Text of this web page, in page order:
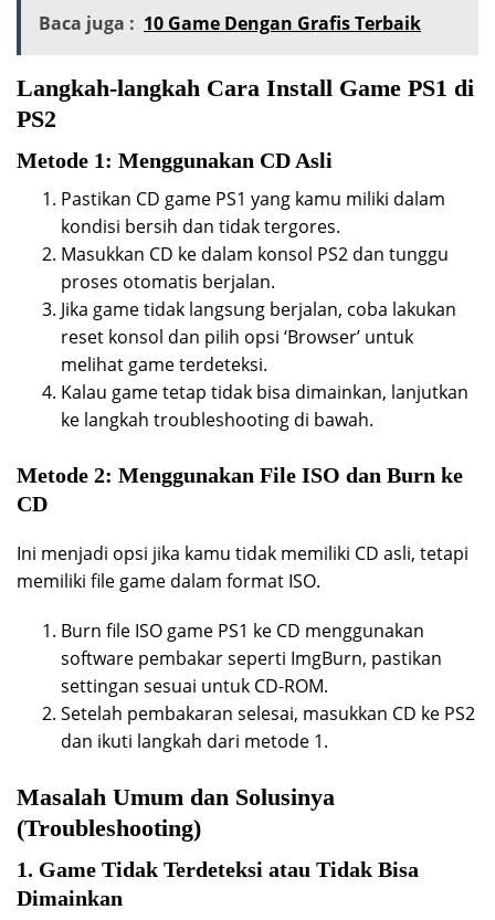
Baca juga : 10 Game Dengan Grafis Terbaik
Langkah-langkah Cara Install Game PS1 di
PS2
Metode 1: Menggunakan CD Asli
Pastikan CD game PS1 yang kamu miliki dalam
kondisi bersih dan tidak tergores.
Masukkan CD ke dalam konsol PS2 dan tunggu
proses otomatis berjalan.
Jika game tidak langsung berjalan, coba lakukan
reset konsol dan pilih opsi ‘Browser’ untuk
melihat game terdeteksi.
Kalau game tetap tidak bisa dimainkan, lanjutkan
ke langkah troubleshooting di bawah.
Metode 2: Menggunakan File ISO dan Burn ke
CD
Ini menjadi opsi jika kamu tidak memiliki CD asli, tetapi
memiliki file game dalam format ISO.
Burn file ISO game PS1 ke CD menggunakan
software pembakar seperti ImgBurn, pastikan
settingan sesuai untuk CD-ROM.
Setelah pembakaran selesai, masukkan CD ke PS2
dan ikuti langkah dari metode 1.
Masalah Umum dan Solusinya
(Troubleshooting)
1. Game Tidak Terdeteksi atau Tidak Bisa
Dimainkan